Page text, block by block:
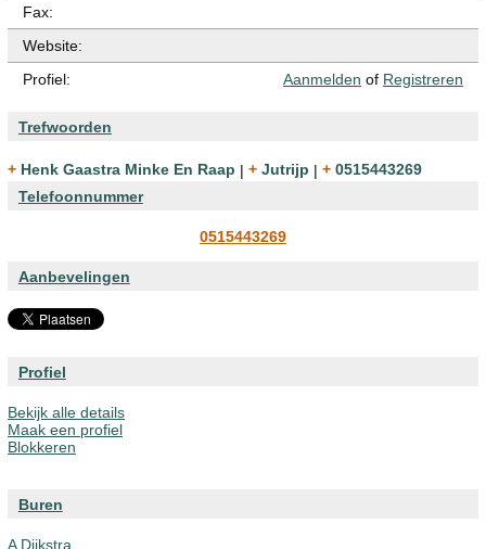
Fax:
Website:
Profiel:
Aanmelden of Registreren
Trefwoorden
+ Henk Gaastra Minke En Raap | + Jutrijp |
+ 0515443269
Telefoonnummer
0515443269
Aanbevelingen
Profiel
Bekijk alle details
Maak een profiel
Blokkeren
Buren
A Dijkstra